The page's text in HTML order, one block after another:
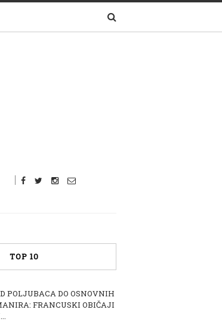
TOP 10
POLJUBACA DO OSNOVNIH
FRANCUSKI OBIČAJI